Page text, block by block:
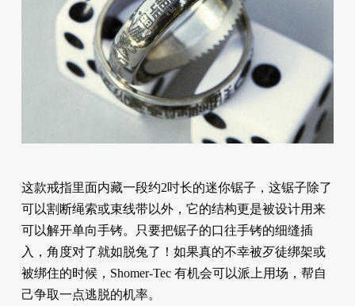
这款戒指里面内藏一段约2吋长的迷你锯子，这锯子除了
可以割断绳索或束线带以外，它的结构更是被设计用来
可以解开单向手铐。只要把锯子的口往手铐的细缝插
入，角度对了就如脱兔了！如果真的不幸被歹徒绑架或
被绑住的时候，Shomer-Tec 有机会可以派上用场，帮自
己争取一点逃脱的机率。